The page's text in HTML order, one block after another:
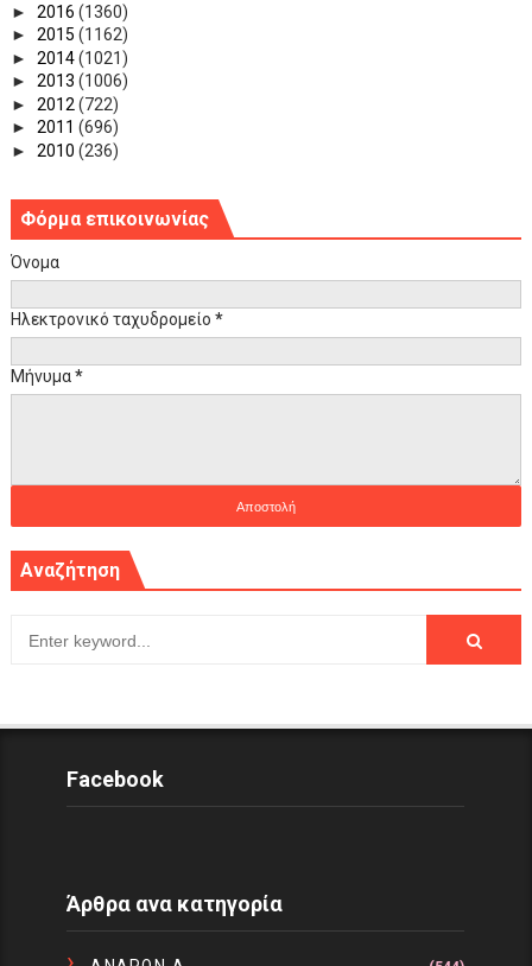
► 2016 (1360)
► 2015 (1162)
► 2014(1021)
► 2013 (1006)
► 2012 (722)
► 2011 (696)
► 2010 (236)
Φόρμα επικοινωνίας
Όνομα
Ηλεκτρονικό ταχυδρομείο *
Μήνυμα*
Αναζήτηση
Facebook
Άρθρα ανα κατηγορία